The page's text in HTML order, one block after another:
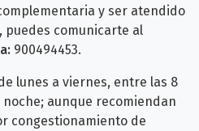
y ser atendido
puedes comunicarte al
900494453.
lunes a viernes, entre las 8
aunque recomiendan
congestionamiento de